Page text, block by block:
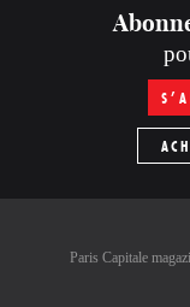
Paris Capitale